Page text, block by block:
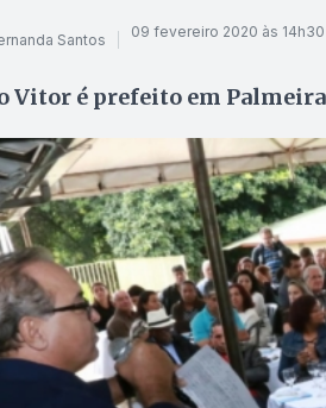
Santos 09 fevereiro 2020 às 14h30
Vitor é prefeito em